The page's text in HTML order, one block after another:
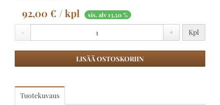
92,00 € / kpl sis. alv 13,50 %
- + Kpl
LISÄÄ OSTOSKORIIN
Tuotekuvaus